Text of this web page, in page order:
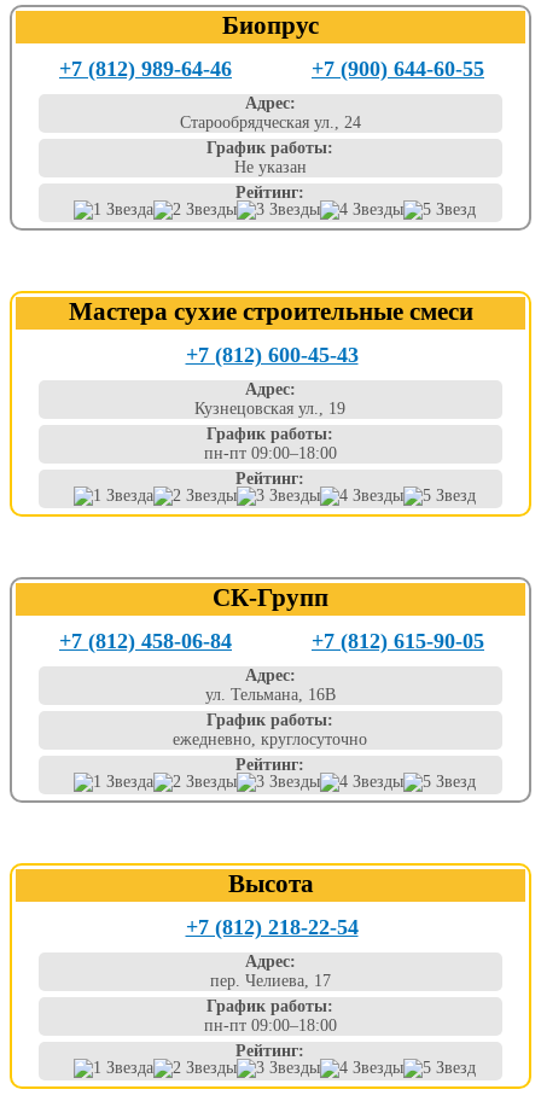
Биопрус
+7 (812) 989-64-46 +7 (900) 644-60-55
Адрес:
Старообрядческая ул., 24
График работы:
Не указан
Рейтинг:
Мастера сухие строительные смеси
+7 (812) 600-45-43
Адрес:
Кузнецовская ул., 19
График работы:
пн-пт 09:00–18:00
Рейтинг:
СК-Групп
+7 (812) 458-06-84 +7 (812) 615-90-05
Адрес:
ул. Тельмана, 16В
График работы:
ежедневно, круглосуточно
Рейтинг:
Высота
+7 (812) 218-22-54
Адрес:
пер. Челиева, 17
График работы:
пн-пт 09:00–18:00
Рейтинг: